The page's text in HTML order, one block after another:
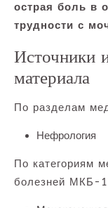
острая боль в
трудности с
Источники
материала
По разделам
Нефрология
По категориям
болезней МКБ-